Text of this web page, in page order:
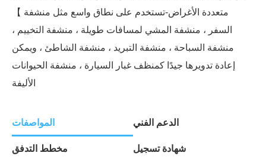
【 متعددة الأغراض-تستخدم على نطاق واسع مثل منشفة
السفر ، منشفة المشي لمسافات طويلة ، منشفة التخييم ،
منشفة السباحة ، منشفة التبريد ، منشفة الشاطئ ، ويمكن
إعادة تدويرها جيدًا كمنظف غبار السيارة ، منشفة الحيوانات
الأليفة
المواصفات الدعم الفني
مخطط التدفق شهادة تسجيل